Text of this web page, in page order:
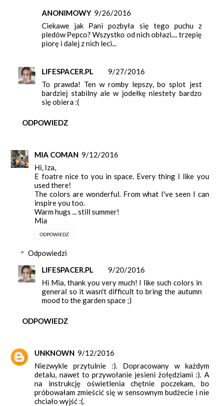
ANONIMOWY 9/26/2016
Ciekawe jak Pani pozbyła się tego puchu z
pledów Pepco? Wszystko od nich obłazi.... trzepię
piorę i dalej z nich leci...
LIFESPACER.PL
9/27/2016
To prawda! Ten w romby lepszy, bo splot jest
bardziej stabilny ale w jodełkę niestety bardzo
się obiera :(
ODPOWIEDZ
MIA COMAN 9/12/2016
Hi, Iza,
E foatre nice to you in space. Every thing I like you
used there!
The colors are wonderful. From what I've seen I can
inspire you too.
Warm hugs ... still summer!
Mia
ODPOWIEDZ
Odpowiedzi
LIFESPACER.PL
9/20/2016
Hi Mia, thank you very much! I like such colors in
general so it wasn't difficult to bring the autumn
mood to the garden space ;)
ODPOWIEDZ
UNKNOWN 9/12/2016
Niezwykle przytulnie :). Dopracowany w każdym
detalu, nawet to przywołanie jesieni żołędziami :). A
na instrukcję oświetlenia chętnie poczekam, bo
próbowałam zmieścić się w sensownym budżecie i nie
chciało wyjść :(.